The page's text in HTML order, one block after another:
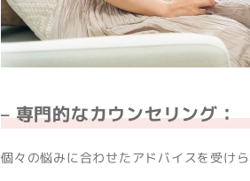
– 専門的なカウンセリング：
個々の悩みに合わせたアドバイスを受け